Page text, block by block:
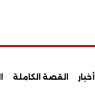
أخبار القصة الكاملة